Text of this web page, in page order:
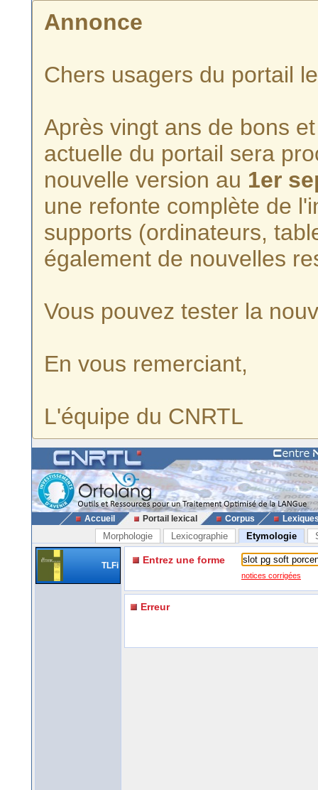
Annonce
Chers usagers du portail
Après vingt ans de bons
actuelle du portail sera
nouvelle version au 1er
une refonte complète de
supports (ordinateurs,
également de nouvelles
Vous pouvez tester la
En vous remerciant,
L'équipe du CNRTL
Accueil Portail lexical Corpus
Morphologie Lexicographie Etymologie
TLFi Entrez une forme
notices corrigées
Erreur